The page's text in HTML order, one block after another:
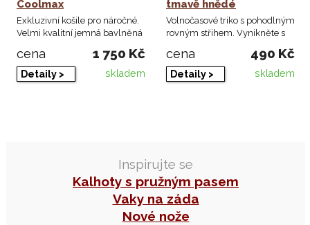
Inspirujte se
Kalhoty s pružným pasem
Vaky na záda
Nové nože
Coolmax
Exkluzivní košile pro náročné.
Velmi kvalitní jemná bavlněná
cena 1 750 Kč
Detaily > skladem
tmavě hnědé
Volnočasové triko s pohodlným
rovným střihem. Vynikněte s
cena 490 Kč
Detaily > skladem